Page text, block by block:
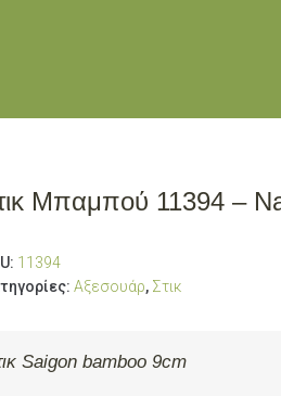
Μπαμπού 11394 –
11394
Αξεσουάρ, Στικ
Saigon bamboo 9cm